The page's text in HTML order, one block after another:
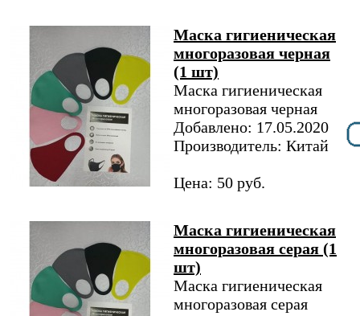
Маска гигиеническая
многоразовая черная
(1 шт)
Маска гигиеническая
многоразовая черная
Добавлено: 17.05.2020
Производитель: Китай
Цена: 50 руб.
Маска гигиеническая
многоразовая серая (1
шт)
Маска гигиеническая
многоразовая серая